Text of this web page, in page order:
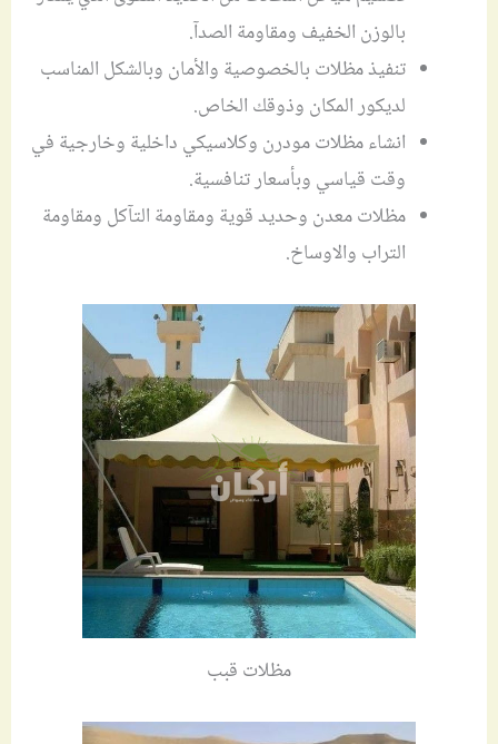
بالوزن الخفيف ومقاومة الصدآ.
تنفيذ مظلات بالخصوصية والأمان وبالشكل المناسب
لديكور المكان وذوقك الخاص.
انشاء مظلات مودرن وكلاسيكي داخلية وخارجية في
وقت قياسي وبأسعار تنافسية.
مظلات معدن وحديد قوية ومقاومة التآكل ومقاومة
التراب والاوساخ.
مظلات قبب